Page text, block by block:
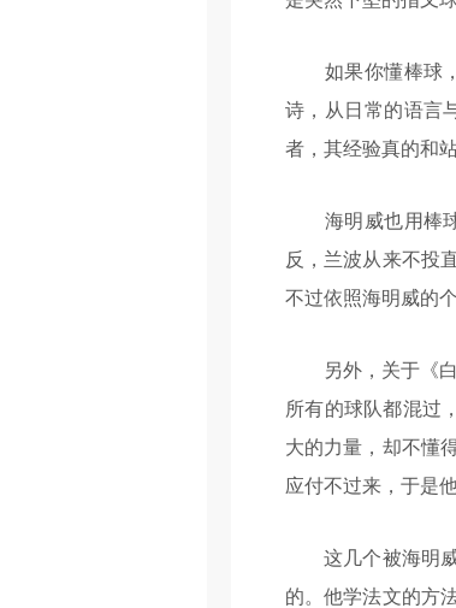
如果你懂棒球，
诗，从日常的语言
者，其经验真的和
海明威也用棒球
反，兰波从来不投
不过依照海明威的
另外，关于《白
所有的球队都混过
大的力量，却不懂
应付不过来，于是
这几个被海明威
的。他学法文的方